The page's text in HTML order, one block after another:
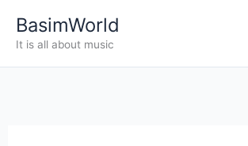
BasimWorld
It is all about music